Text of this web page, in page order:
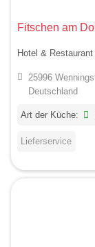
Fitschen am
Hotel &
25996
Deutschland
Art der Küche:
Lieferservice